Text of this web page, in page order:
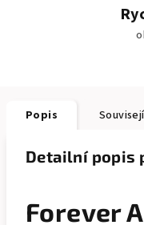
Popis
Detailní popis
Forever